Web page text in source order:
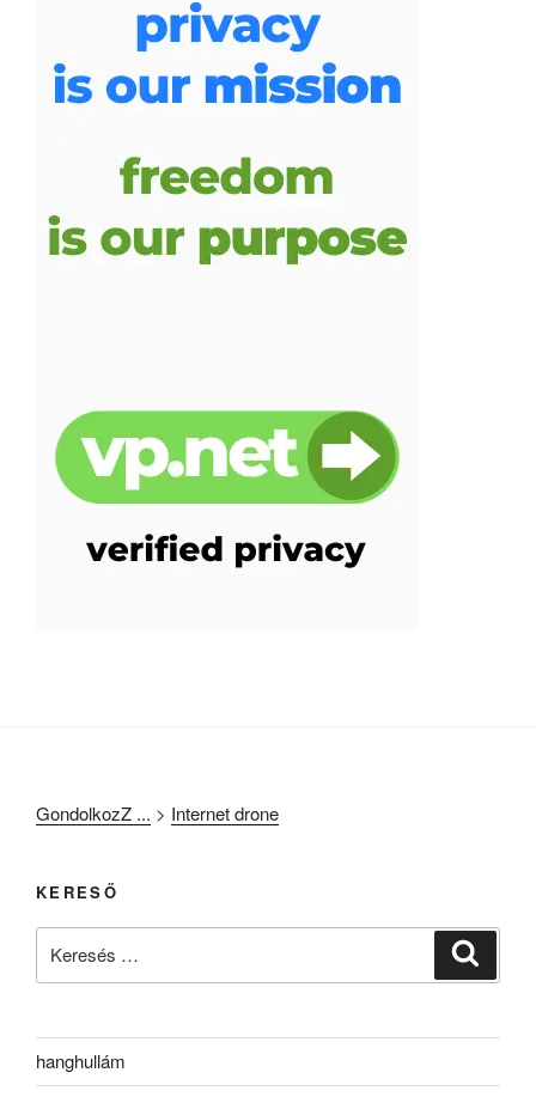
GondolkozZ ... > Internet drone
KERESŐ
hanghullám